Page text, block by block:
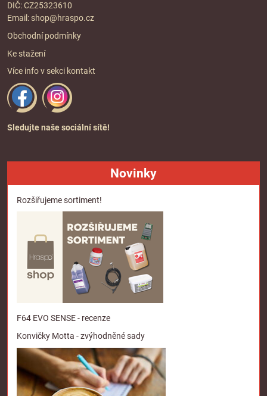
DIČ: CZ25323610
Email: shop@hraspo.cz
Obchodní podmínky
Ke stažení
Více info v sekci kontakt
Sledujte naše sociální sítě!
Novinky
Rozšiřujeme sortiment!
F64 EVO SENSE - recenze
Konvičky Motta - zvýhodněné sady